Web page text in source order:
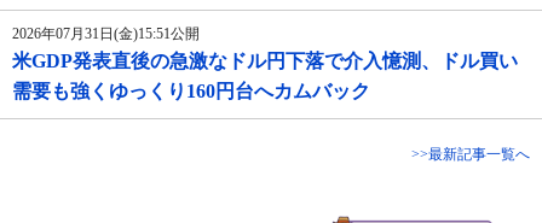
2026年07月31日(金)15:51公開
米GDP発表直後の急激なドル円下落で介入憶測、ドル買い
需要も強くゆっくり160円台へカムバック
>>最新記事一覧へ